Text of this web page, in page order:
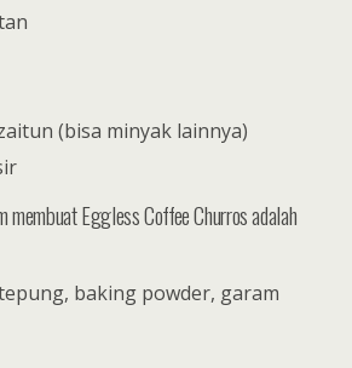
(bisa minyak lainnya)
Eggless Coffee Churros adalah
baking powder, garam